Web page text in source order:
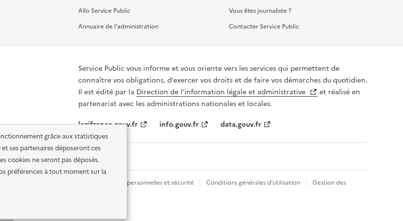
grâce aux statistiques
ses partenaires déposeront ces
cookies ne seront pas déposés.
préférences à tout moment sur la
Allo Service Public
Annuaire de l'administration
Vous êtes journaliste ?
Contacter Service Public
Service Public vous informe et vous oriente vers les services qui permettent de
connaître vos obligations, d’exercer vos droits et de faire vos démarches du quotidien.
Il est édité par la Direction de l’information légale et administrative
et réalisé en
partenariat avec les administrations nationales et locales.
legifrance.gouv.fr
info.gouv.fr data.gouv.fr
Données personnelles et sécurité Conditions générales d'utilisation
Gestion des